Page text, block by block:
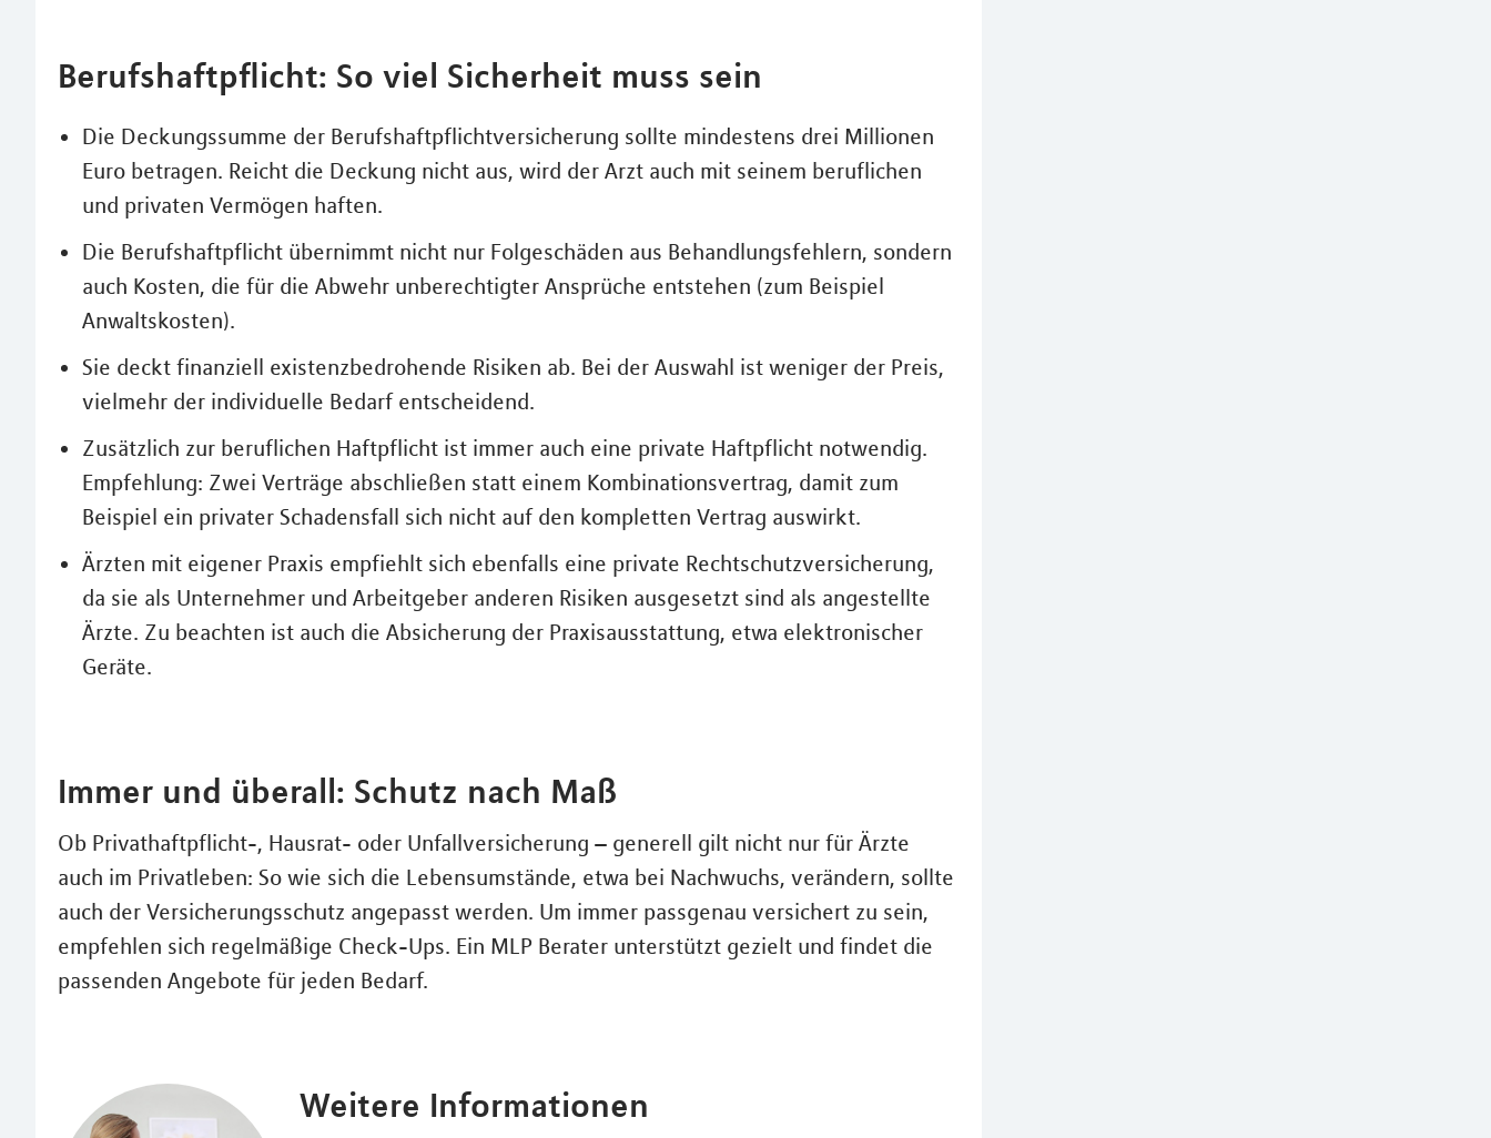
Berufshaftpflicht: So viel Sicherheit muss sein
Die Deckungssumme der Berufshaftpflichtversicherung sollte mindestens drei Millionen
Euro betragen. Reicht die Deckung nicht aus, wird der Arzt auch mit seinem beruflichen
und privaten Vermögen haften.
Die Berufshaftpflicht übernimmt nicht nur Folgeschäden aus Behandlungsfehlern, sondern
auch Kosten, die für die Abwehr unberechtigter Ansprüche entstehen (zum Beispiel
Anwaltskosten).
Sie deckt finanziell existenzbedrohende Risiken ab. Bei der Auswahl ist weniger der Preis,
vielmehr der individuelle Bedarf entscheidend.
Zusätzlich zur beruflichen Haftpflicht ist immer auch eine private Haftpflicht notwendig.
Empfehlung: Zwei Verträge abschließen statt einem Kombinationsvertrag, damit zum
Beispiel ein privater Schadensfall sich nicht auf den kompletten Vertrag auswirkt.
Ärzten mit eigener Praxis empfiehlt sich ebenfalls eine private Rechtschutzversicherung,
da sie als Unternehmer und Arbeitgeber anderen Risiken ausgesetzt sind als angestellte
Ärzte. Zu beachten ist auch die Absicherung der Praxisausstattung, etwa elektronischer
Geräte.
Immer und überall: Schutz nach Maß
Ob Privathaftpflicht-, Hausrat- oder Unfallversicherung – generell gilt nicht nur für Ärzte
auch im Privatleben: So wie sich die Lebensumstände, etwa bei Nachwuchs, verändern, sollte
auch der Versicherungsschutz angepasst werden. Um immer passgenau versichert zu sein,
empfehlen sich regelmäßige Check-Ups. Ein MLP Berater unterstützt gezielt und findet die
passenden Angebote für jeden Bedarf.
Weitere Informationen